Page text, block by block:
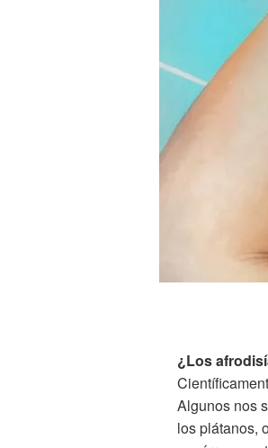
¿Los
Algunos nos
los plátanos,